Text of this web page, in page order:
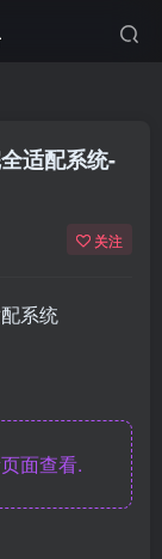
适配系统-
关注
系统
面查看.